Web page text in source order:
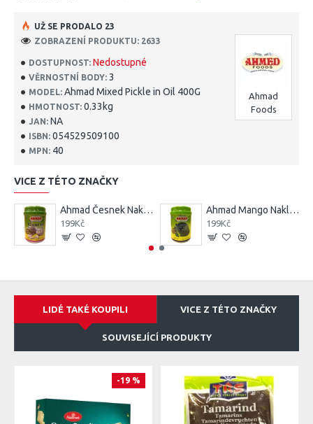
DOSTUPNOST: Nedostupné
VĚRNOSTNÍ BODY: 3
MODEL: Ahmad Mixed Pickle in Oil 400G
HMOTNOST: 0.33kg
JAN: NA
ISBN: 054529509100
MPN: 40
Ahmad
Foods
UŽ SE PRODALO 23
ZOBRAZENÍ PRODUKTU: 2633
VICE Z TÉTO ZNAČKY
Ahmad Česnek Nakládané (Ahmad Garlic Pickle) 1KG
199Kč
Ahmad Mango Nakládané (Ahmad Mango Pickle) 1KG
199Kč
LIDÉ TAKÉ KOUPILI VICE Z TÉTO ZNAČKY
SOUVISEJÍCÍ PRODUKTY
-19 %